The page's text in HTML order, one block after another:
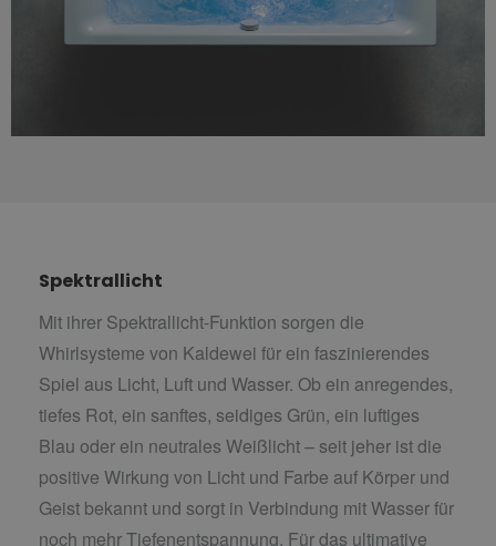
Spektrallicht
Mit ihrer Spektrallicht-Funktion sorgen die
Whirlsysteme von Kaldewei für ein faszinierendes
Spiel aus Licht, Luft und Wasser. Ob ein anregendes,
tiefes Rot, ein sanftes, seidiges Grün, ein luftiges
Blau oder ein neutrales Weißlicht – seit jeher ist die
positive Wirkung von Licht und Farbe auf Körper und
Geist bekannt und sorgt in Verbindung mit Wasser für
noch mehr Tiefenentspannung. Für das ultimative